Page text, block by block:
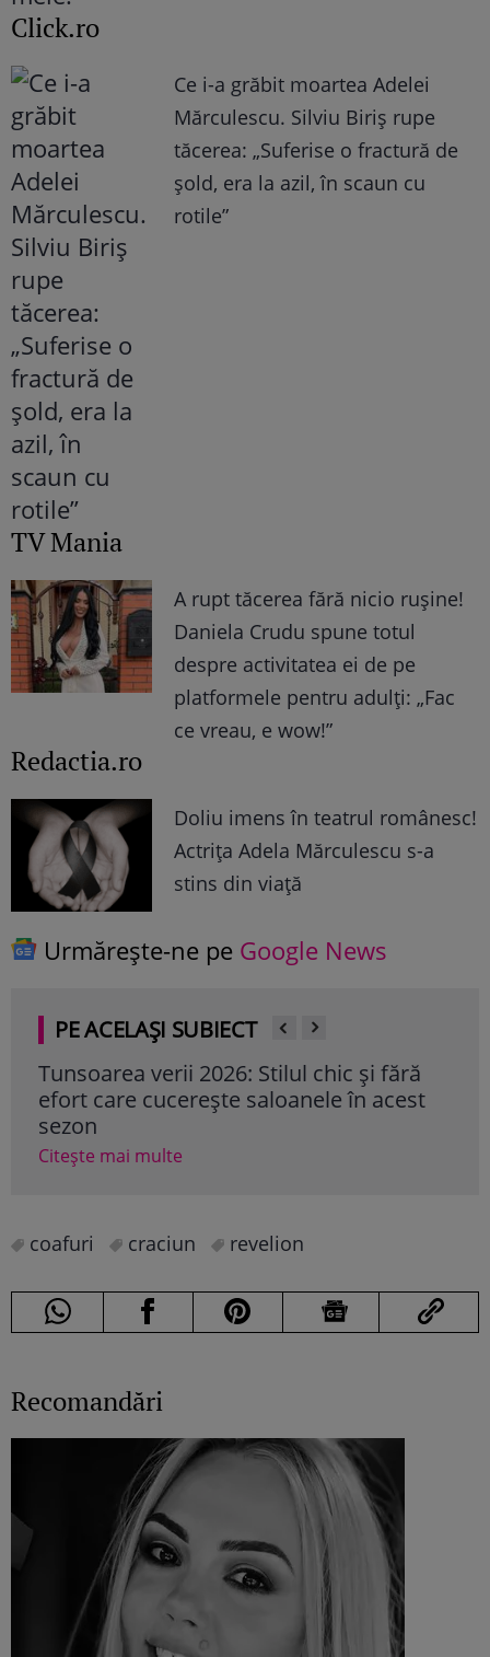
Click.ro
Ce i-a grăbit moartea Adelei
Mărculescu. Silviu Biriș rupe
tăcerea: „Suferise o fractură de
șold, era la azil, în scaun cu
rotile”
TV Mania
A rupt tăcerea fără nicio rușine!
Daniela Crudu spune totul
despre activitatea ei de pe
platformele pentru adulți: „Fac
ce vreau, e wow!”
Redactia.ro
Doliu imens în teatrul românesc!
Actrița Adela Mărculescu s-a
stins din viață
Urmărește-ne pe Google News
PE ACELAȘI SUBIECT
Tunsoarea verii 2026: Stilul chic și fără
efort care cucerește saloanele în acest
sezon
Citește mai multe
coafuri craciun revelion
Recomandări